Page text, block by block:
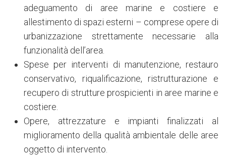
adeguamento di aree marine e costiere e
allestimento di spazi esterni – comprese opere di
urbanizzazione strettamente necessarie alla
funzionalità dell’area.
Spese per interventi di manutenzione, restauro
conservativo, riqualificazione, ristrutturazione e
recupero di strutture prospicienti in aree marine e
costiere.
Opere, attrezzature e impianti finalizzati al
miglioramento della qualità ambientale delle aree
oggetto di intervento.